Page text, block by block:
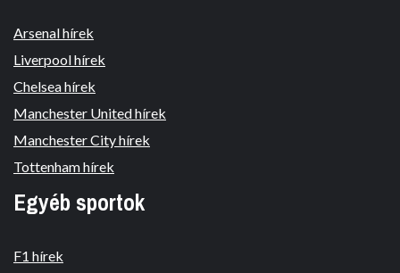
Arsenal hírek
Liverpool hírek
Chelsea hírek
Manchester United hírek
Manchester City hírek
Tottenham hírek
Egyéb sportok
F1 hírek